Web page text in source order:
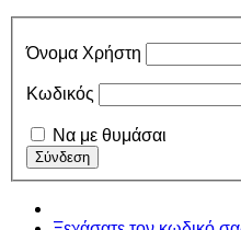
Όνομα Χρήστη
Κωδικός
Να με θυμάσαι